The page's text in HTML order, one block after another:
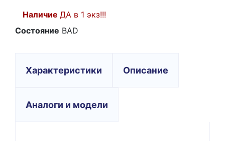
Наличие ДА в 1 экз!!!
Состояние BAD
Характеристики Описание
Аналоги и модели